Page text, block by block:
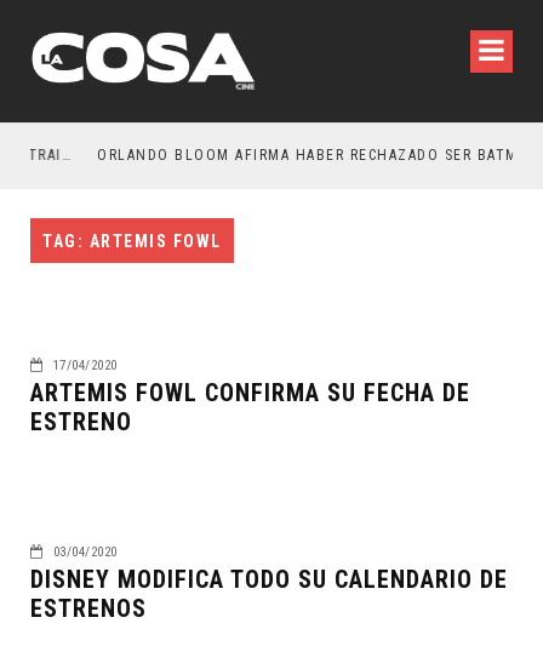
LA NOCHE DEL DEMONIO: ESTÁN ENTRE NOSOTROS – TRAILER FINAL ORLANDO BLOOM AFIRMA HABER RECHAZADO SER BATMAN
TAG: ARTEMIS FOWL
17/04/2020
ARTEMIS FOWL CONFIRMA SU FECHA DE
ESTRENO
03/04/2020
DISNEY MODIFICA TODO SU CALENDARIO DE
ESTRENOS